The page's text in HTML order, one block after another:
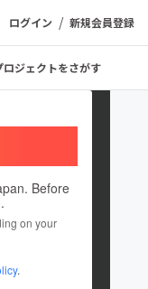
ログイン / 新規会員登録
ロジェクトをさがす
Before
on your
.
す